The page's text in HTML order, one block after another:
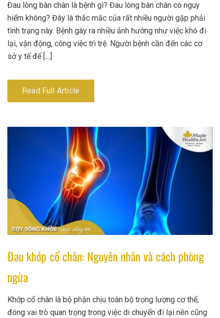
Đau lòng bàn chân là bệnh gì? Đau lòng bàn chân có nguy
hiểm không? Đây là thắc mắc của rất nhiều người gặp phải
tình trạng này. Bệnh gây ra nhiều ảnh hưởng như việc khó đi
lại, vận động, công việc trì trệ. Người bệnh cần đến các cơ
sở y tế để […]
Read Full Article
Đau khớp cổ chân: Nguyên nhân và cách phòng
ngừa
Khớp cổ chân là bộ phận chịu toàn bộ trọng lượng cơ thể,
đóng vai trò quan trọng trong việc di chuyển đi lại nên cũng